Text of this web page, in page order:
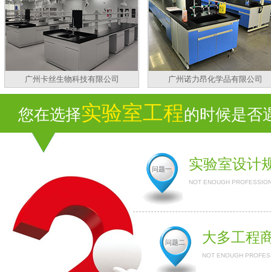
广州卡丝生物科技有限公司 广州诺力昂化学品有限公司
您在选择实验室工程的时候是否
问题一 实验室设计
NOT ENOUGH
问题二 大多工程
NOT ENOUGH